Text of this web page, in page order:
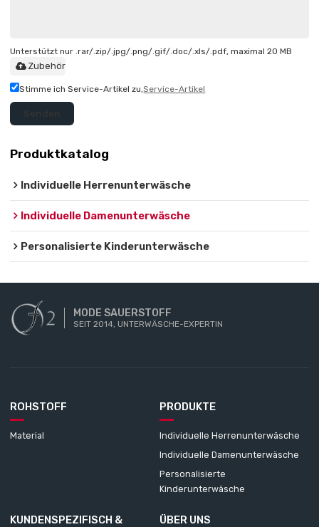
Unterstützt nur .rar/.zip/.jpg/.png/.gif/.doc/.xls/.pdf, maximal 20 MB
Zubehör
Stimme ich Service-Artikel zu,Service-Artikel
Produktkatalog
Individuelle Herrenunterwäsche
Individuelle Damenunterwäsche
Personalisierte Kinderunterwäsche
MODE SAUERSTOFF
SEIT 2014, UNTERWÄSCHE-EXPERTIN
ROHSTOFF
Material
PRODUKTE
Individuelle Herrenunterwäsche
Individuelle Damenunterwäsche
Personalisierte
Kinderunterwäsche
KUNDENSPEZIFISCH &
ÜBER UNS